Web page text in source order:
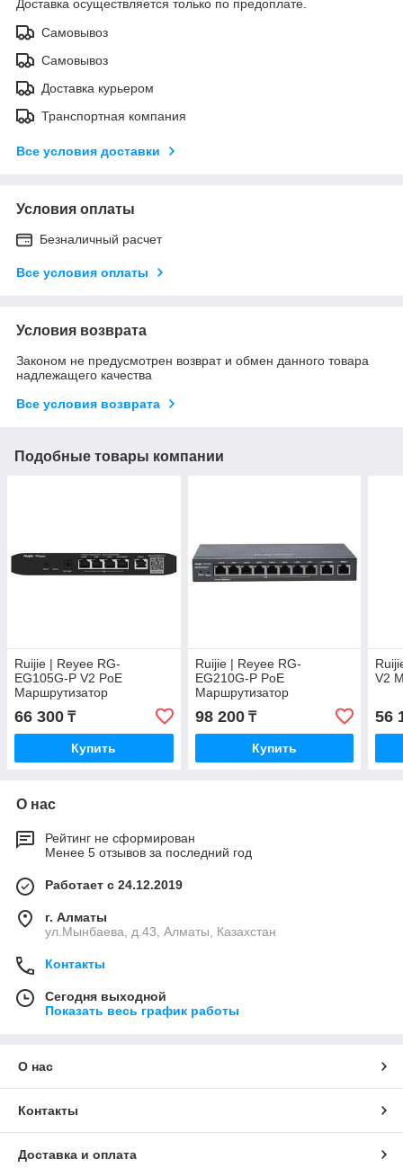
Доставка осуществляется только по предоплате.
Самовывоз
Самовывоз
Доставка курьером
Транспортная компания
Все условия доставки
Условия оплаты
Безналичный расчет
Все условия оплаты
Условия возврата
Законом не предусмотрен возврат и обмен данного товара
надлежащего качества
Все условия возврата
Подобные товары компании
Ruijie | Reyee RG-
EG105G-P V2 PoE
Маршрутизатор
66 300 ₸
Купить
Ruijie | Reyee RG-
EG210G-P PoE
Маршрутизатор
98 200₸
Купить
V2
56
О нас
Рейтинг не сформирован
Менее 5 отзывов за последний год
Работает с 24.12.2019
г. Алматы
ул.Мынбаева, д.43, Алматы, Казахстан
Контакты
Сегодня выходной
Показать весь график работы
О нас
Контакты
Доставка и оплата